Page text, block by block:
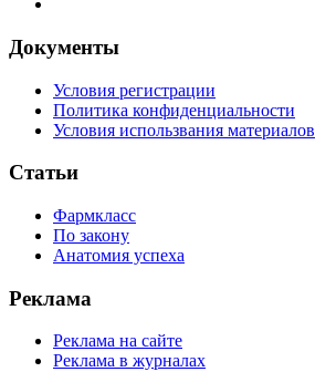
Документы
Условия регистрации
Политика конфиденциальности
Условия использвания материалов
Статьи
Фармкласс
По закону
Анатомия успеха
Реклама
Реклама на сайте
Реклама в журналах